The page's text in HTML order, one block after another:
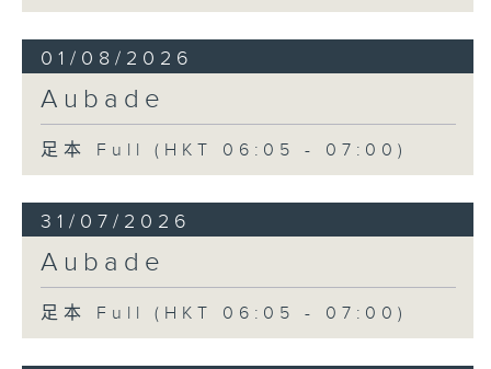
01/08/2026
Aubade
足本 Full (HKT 06:05 - 07:00)
31/07/2026
Aubade
足本 Full (HKT 06:05 - 07:00)